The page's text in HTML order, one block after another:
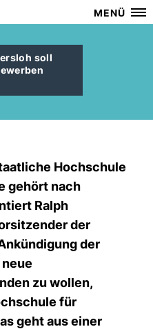
MENÜ
soll
Hochschule
gehört nach
Ralph
der
der
zu wollen,
für
geht aus einer